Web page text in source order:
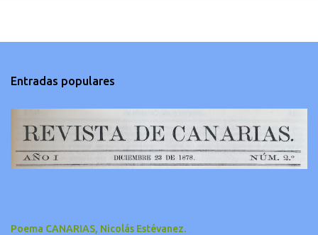
Entradas populares
Poema CANARIAS, Nicolás Estévanez.